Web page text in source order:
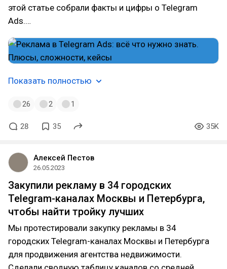
этой статье собрали факты и цифры о Telegram
Ads.…
Показать полностью
26 2 1
28 35 35K
Алексей Пестов
26.05.2023
Закупили рекламу в 34 городских
Telegram-каналах Москвы и Петербурга,
чтобы найти тройку лучших
Мы протестировали закупку рекламы в 34
городских Telegram-каналах Москвы и Петербурга
для продвижения агентства недвижимости.